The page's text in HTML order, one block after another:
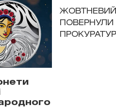
ЖОВТНЕВИЙ
ПОВЕРНУЛИ